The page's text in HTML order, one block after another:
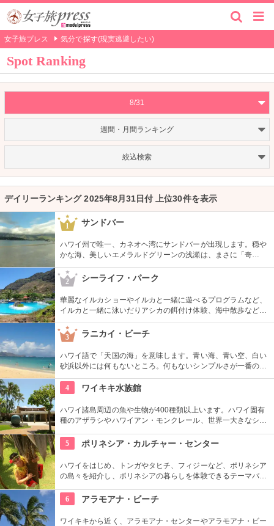
女子旅プレス 気分で探す(現実逃避したい)
Spot Ranking
8/31
週間・月間ランキング
絞込検索
デイリーランキング 2025年8月31日付 上位30件を表示
1 サンドバー
ハワイ州で唯一、カネオヘ湾にサンドバーが出現します。穏や
かな海、美しいエメラルドグリーンの浅瀬は、まさに「奇
跡」。船に乗ってサンドバーへ出かけることができる現地ツア
ーが組まれているので、ぜひ利用してみて。
2 シーライフ・パーク
華麗なイルカショーやイルカと一緒に遊べるプログラムなど、
イルカと一緒に泳いだりアシカの餌付け体験、海中散歩など、
家族で遊べるアトラクションがいっぱい。おみやげにイルカの
ヌイグルミやTシャツなどオリジナルグッズも人気です。
3 ラニカイ・ビーチ
ハワイ語で「天国の海」を意味します。青い海、青い空、白い
砂浜以外には何もないところ。何もないシンプルさが一番の売
りといってよいでしょう。名前のとおり、ここは天国と思えて
しまうような穴場です。住宅地から海へ抜ける小道も風情あり
4 ワイキキ水族館
ハワイ諸島周辺の魚や生物が400種類以上います。ハワイ固有
種のアザラシやハワイアン・モンクレール、世界一大きなシャ
再現したという、バーチャル体験型の水槽も人気です。
5 ポリネシア・カルチャー・センター
ハワイをはじめ、トンガやタヒチ、フィジーなど、ポリネシア
の島々を紹介し、ポリネシアの暮らしを体験できるテーマパー
の体験ができます。半日かけてじっくり楽しめます。
6 アラモアナ・ビーチ
ワイキキから近く、アラモアナ・センターやアラモアナ・ビー